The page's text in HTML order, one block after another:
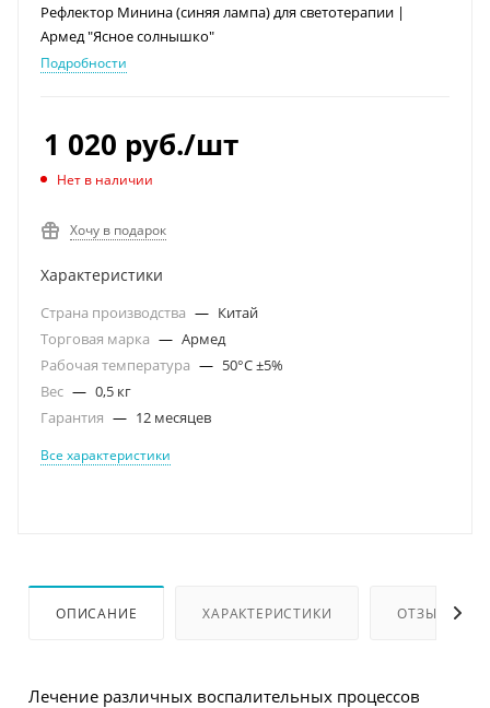
Рефлектор Минина (синяя лампа) для светотерапии |
Армед "Ясное солнышко"
Подробности
1 020 руб./шт
Нет в наличии
Хочу в подарок
Характеристики
Страна производства — Китай
Торговая марка — Армед
Рабочая температура — 50°C ±5%
Вес — 0,5 кг
Гарантия — 12 месяцев
Все характеристики
ОПИСАНИЕ ХАРАКТЕРИСТИКИ ОТЗЫВЫ
Лечение различных воспалительных процессов